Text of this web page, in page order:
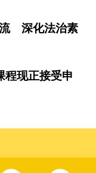
流 深化法治素
程现正接受申